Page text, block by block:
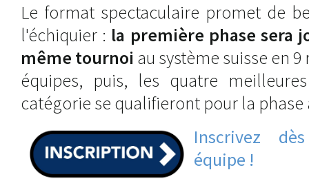
Le format spectaculaire promet de
l'échiquier : la première phase sera
même tournoi au système suisse en
équipes, puis, les quatre
catégorie se qualifieront pour la
Inscrivez
équipe !